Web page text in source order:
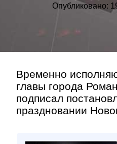
Опубликовано:
Временно
главы города
подписал
праздновании
Контакт»